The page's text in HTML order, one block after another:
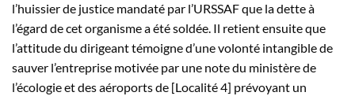
l’huissier de justice mandaté par l’URSSAF que la dette à
l’égard de cet organisme a été soldée. Il retient ensuite que
l’attitude du dirigeant témoigne d’une volonté intangible de
sauver l’entreprise motivée par une note du ministère de
l’écologie et des aéroports de [Localité 4] prévoyant un